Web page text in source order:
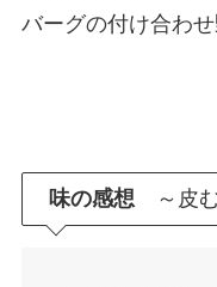
バーグの付け合わ
味の感想 ～皮